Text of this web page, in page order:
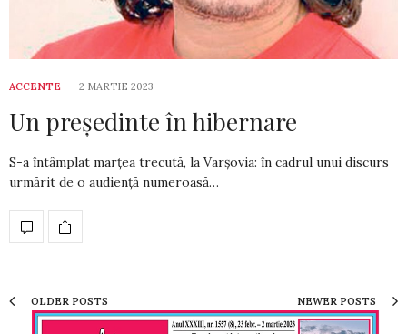
ACCENTE 2 MARTIE 2023
Un președinte în hibernare
S-a întâmplat marțea trecută, la Varșovia: în cadrul unui discurs
urmărit de o audiență nume­roasă…
OLDER POSTS NEWER POSTS